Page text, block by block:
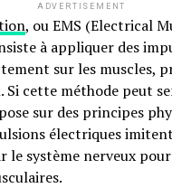
ADVERTISEMENT
, ou EMS (Electrical
à appliquer des
sur les muscles,
cette méthode peut
sur des principes
électriques
le système nerveux